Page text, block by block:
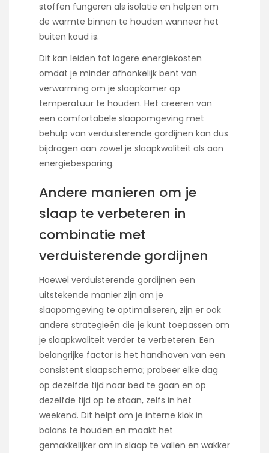
stoffen fungeren als isolatie en helpen om
de warmte binnen te houden wanneer het
buiten koud is.
Dit kan leiden tot lagere energiekosten
omdat je minder afhankelijk bent van
verwarming om je slaapkamer op
temperatuur te houden. Het creëren van
een comfortabele slaapomgeving met
behulp van verduisterende gordijnen kan dus
bijdragen aan zowel je slaapkwaliteit als aan
energiebesparing.
Andere manieren om je
slaap te verbeteren in
combinatie met
verduisterende gordijnen
Hoewel verduisterende gordijnen een
uitstekende manier zijn om je
slaapomgeving te optimaliseren, zijn er ook
andere strategieën die je kunt toepassen om
je slaapkwaliteit verder te verbeteren. Een
belangrijke factor is het handhaven van een
consistent slaapschema; probeer elke dag
op dezelfde tijd naar bed te gaan en op
dezelfde tijd op te staan, zelfs in het
weekend. Dit helpt om je interne klok in
balans te houden en maakt het
gemakkelijker om in slaap te vallen en wakker